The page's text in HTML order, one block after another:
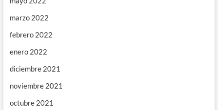
marzo 2022
febrero 2022
enero 2022
diciembre 2021
noviembre 2021
octubre 2021